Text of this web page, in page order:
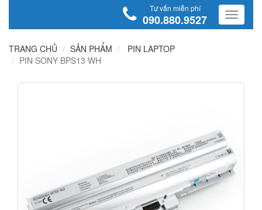
Tư vấn miễn phí
090.880.9527
TRANG CHỦ SẢN PHẨM
PIN LAPTOP
PIN SONY BPS13 WH